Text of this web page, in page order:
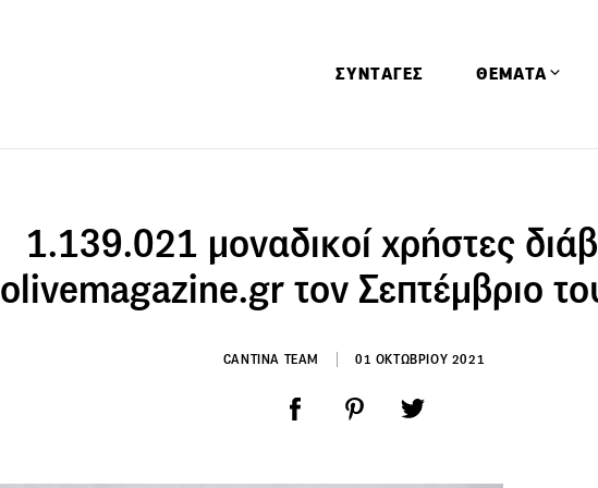
ΣΥΝΤΑΓΕΣ ΘΕΜΑΤΑ
Αφιερώματα
Ειδήσεις
Έρευνες
Παιδί
1.139.021 μοναδικοί χρήστες
olivemagazine.gr τον Σεπτέμβριο
CANTINA TEAM 01 ΟΚΤΩΒΡΙΟΥ 2021